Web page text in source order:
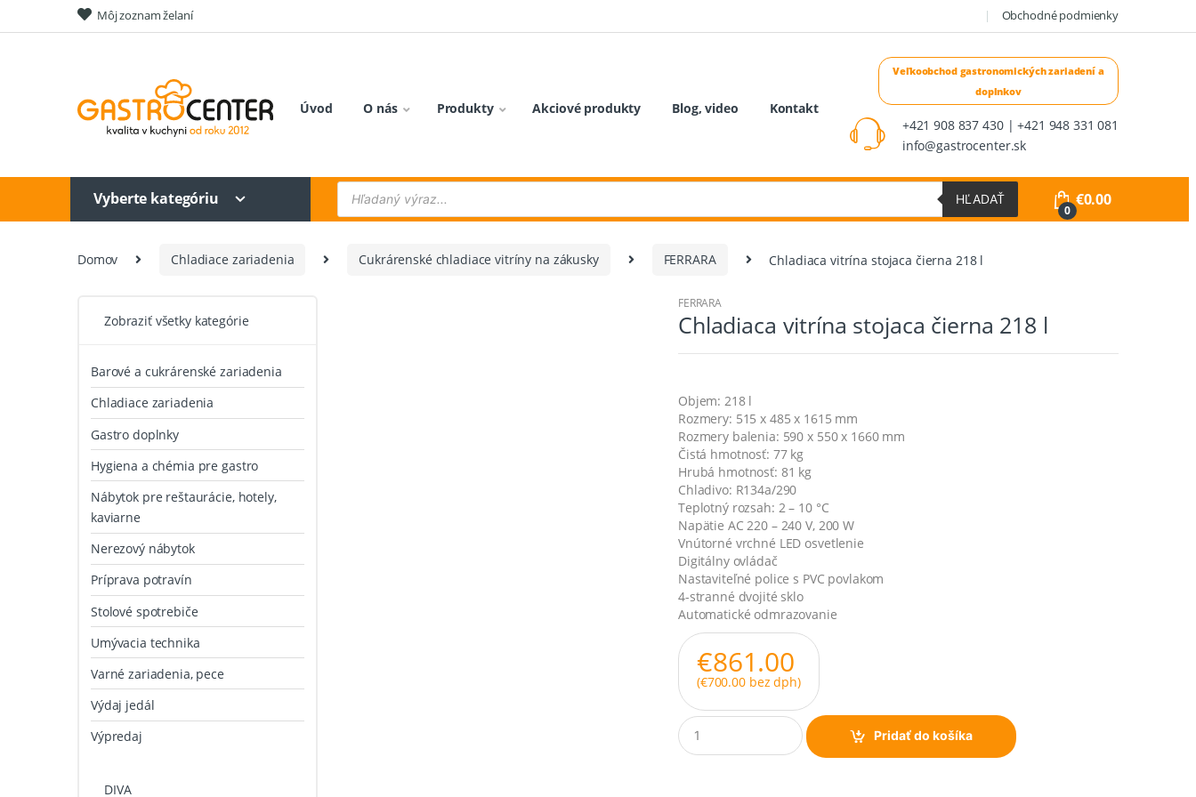
to
to
Môj zoznam želaní Obchodné podmienky
Úvod O nás Produkty Akciové produkty Blog, video
Kontakt
+421 908 837 430 | +421 948 331 081
info@gastrocenter.sk
Vyberte kategóriu
Products
search
HĽADAŤ
0
€0.00
Domov Chladiace zariadenia Cukrárenské chladiace vitríny na zákusky FERRARA Chladiaca vitrína stojaca čierna 218 l
FERRARA
Chladiaca vitrína stojaca čierna 218 l
Objem: 218 l
Rozmery: 515 x 485 x 1615 mm
Rozmery balenia: 590 x 550 x 1660 mm
Čistá hmotnosť: 77 kg
Hrubá hmotnosť: 81 kg
Chladivo: R134a/290
Teplotný rozsah: 2 – 10 °C
Napätie AC 220 – 240 V, 200 W
Vnútorné vrchné LED osvetlenie
Digitálny ovládač
Nastaviteľné police s PVC povlakom
4-stranné dvojité sklo
Automatické odmrazovanie
€861.00
(€700.00bez dph)
Q
u
Pridať do košíka
Zobraziť všetky kategórie
Barové a cukrárenské zariadenia
Chladiace zariadenia
Gastro doplnky
Hygiena a chémia pre gastro
Nábytok pre reštaurácie, hotely,
kaviarne
Nerezový nábytok
Príprava potravín
Stolové spotrebiče
Umývacia technika
Varné zariadenia, pece
Výdaj jedál
Výpredaj
DIVA